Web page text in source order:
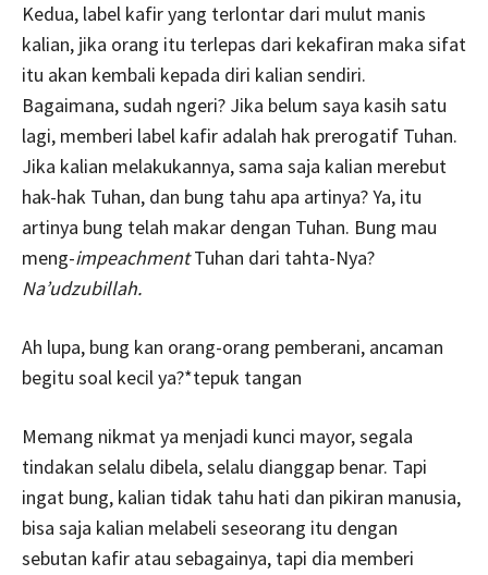
Kedua, label kafir yang terlontar dari mulut manis
kalian, jika orang itu terlepas dari kekafiran maka sifat
itu akan kembali kepada diri kalian sendiri.
Bagaimana, sudah ngeri? Jika belum saya kasih satu
lagi, memberi label kafir adalah hak prerogatif Tuhan.
Jika kalian melakukannya, sama saja kalian merebut
hak-hak Tuhan, dan bung tahu apa artinya? Ya, itu
artinya bung telah makar dengan Tuhan. Bung mau
meng-impeachmentTuhan dari tahta-Nya?
Na’udzubillah.
Ah lupa, bung kan orang-orang pemberani, ancaman
begitu soal kecil ya?*tepuk tangan
Memang nikmat ya menjadi kunci mayor, segala
tindakan selalu dibela, selalu dianggap benar. Tapi
ingat bung, kalian tidak tahu hati dan pikiran manusia,
bisa saja kalian melabeli seseorang itu dengan
sebutan kafir atau sebagainya, tapi dia memberi